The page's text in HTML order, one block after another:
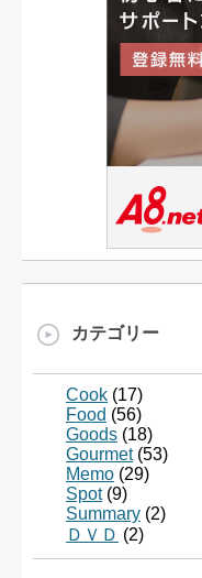
カテゴリー
Cook (17)
Food (56)
Goods (18)
Gourmet(53)
Memo (29)
Spot(9)
Summary (2)
ＤＶＤ (2)